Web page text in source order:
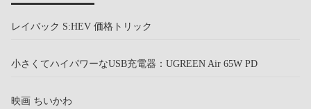
レイバック S:HEV 価格トリック
小さくてハイパワーなUSB充電器：UGREEN Air 65W PD
映画 ちいかわ